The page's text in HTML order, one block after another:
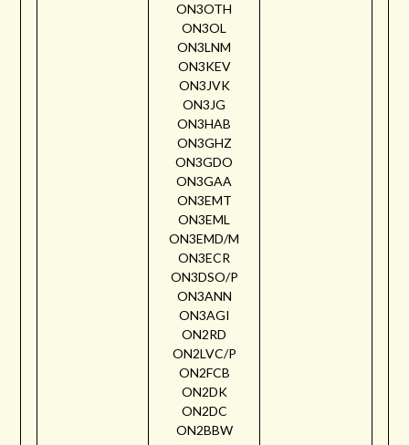
ON3OTH
ON3OL
ON3LNM
ON3KEV
ON3JVK
ON3JG
ON3HAB
ON3GHZ
ON3GDO
ON3GAA
ON3EMT
ON3EML
ON3EMD/M
ON3ECR
ON3DSO/P
ON3ANN
ON3AGI
ON2RD
ON2LVC/P
ON2FCB
ON2DK
ON2DC
ON2BBW